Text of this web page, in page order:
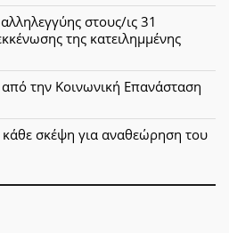
στους/ις 31
της κατειλημμένης
την Κοινωνική Επανάσταση
σκέψη για αναθεώρηση του